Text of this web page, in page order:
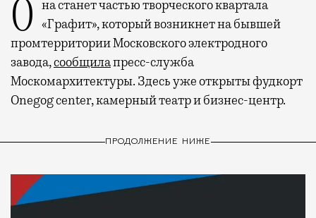
Она станет частью творческого квартала «Графит», который возникнет на бывшей
промтерритории Московского электродного
завода,сообщилапресс-служба
Москомархитектуры. Здесь уже открыты фудкорт
Onegog center, камерный театр и бизнес-центр.
ПРОДОЛЖЕНИЕ НИЖЕ